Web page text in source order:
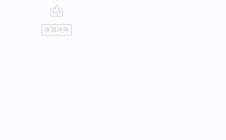
go
top
返回词典